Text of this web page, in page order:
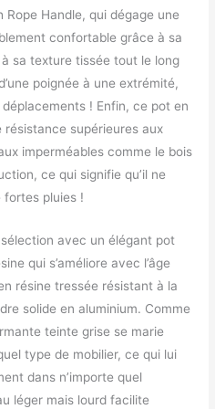
Handle, qui dégage une
confortable grâce à sa
sa texture tissée tout le long
poignée à une extrémité,
! Enfin, ce pot en
supérieures aux
imperméables comme le bois
ce qui signifie qu’il ne
fortes pluies !
avec un élégant pot
qui s’améliore avec l’âge
résine tressée résistant à la
solide en aluminium. Comme
teinte grise se marie
type de mobilier, ce qui lui
dans n’importe quel
léger mais lourd facilite